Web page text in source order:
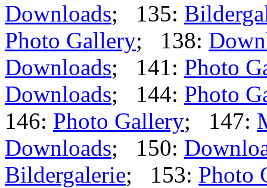
Downloads; 135:
Photo Gallery; 138:
Downloads; 141: Photo
Downloads; 144: Photo
146: Photo Gallery; 147:
Downloads; 150:
Bildergalerie; 153: Photo